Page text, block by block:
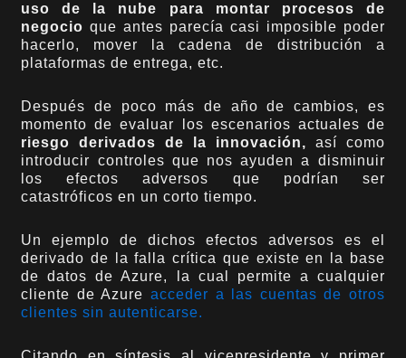
uso de la nube para montar procesos de
negocio que antes parecía casi imposible poder
hacerlo, mover la cadena de distribución a
plataformas de entrega, etc.
Después de poco más de año de cambios, es
momento de evaluar los escenarios actuales de
riesgo derivados de la innovación, así como
introducir controles que nos ayuden a disminuir
los efectos adversos que podrían ser
catastróficos en un corto tiempo.
Un ejemplo de dichos efectos adversos es el
derivado de la falla crítica que existe en la base
de datos de Azure, la cual permite a cualquier
cliente de Azure acceder a las cuentas de otros
clientes sin autenticarse.